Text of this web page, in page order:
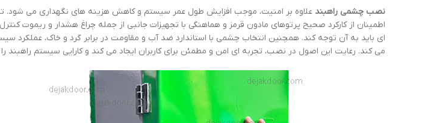
نصب چشمی راهبند علاوه بر امنیت، موجب افزایش طول عمر سیستم و کاهش هزینه های نگهداری می
اطمینان از کارکرد صحیح پرتوهای مادون قرمز و هماهنگی با تجهیزات جانبی از جمله چراغ هشدار و ریموت
ای باید به آن توجه کند. همچنین انتخاب چشمی با استاندارد ضد آب و مقاومت در برابر گرد و خاک، عملکرد
می کند. رعایت این اصول در نصب، تجربه ای امن و مطمئن برای کاربران ایجاد می کند و کارایی سیستم راهبند